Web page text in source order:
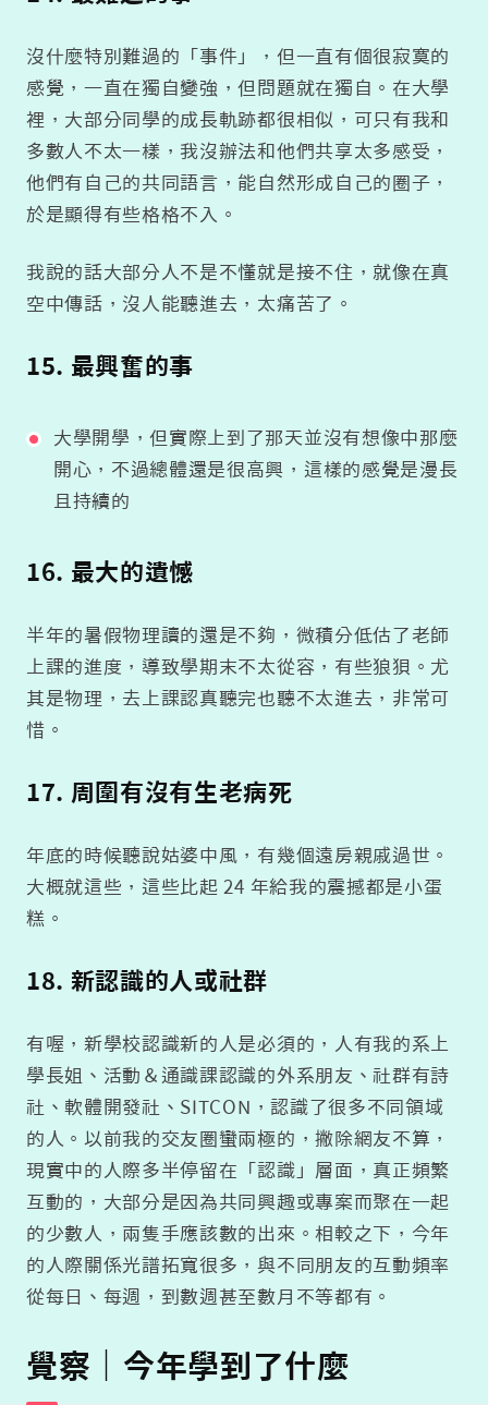
沒什麼特別難過的「事件」，但一直有個很寂寞的
感覺，一直在獨自變強，但問題就在獨自。在大學
裡，大部分同學的成長軌跡都很相似，可只有我和
多數人不太一樣，我沒辦法和他們共享太多感受，
他們有自己的共同語言，能自然形成自己的圈子，
於是顯得有些格格不入。
我說的話大部分人不是不懂就是接不住，就像在真
空中傳話，沒人能聽進去，太痛苦了。
15. 最興奮的事
大學開學，但實際上到了那天並沒有想像中那麼
開心，不過總體還是很高興，這樣的感覺是漫長
且持續的
16. 最大的遺憾
半年的暑假物理讀的還是不夠，微積分低估了老師
上課的進度，導致學期末不太從容，有些狼狽。尤
其是物理，去上課認真聽完也聽不太進去，非常可
惜。
17. 周圍有沒有生老病死
年底的時候聽說姑婆中風，有幾個遠房親戚過世。
大概就這些，這些比起 24 年給我的震撼都是小蛋
糕。
18. 新認識的人或社群
有喔，新學校認識新的人是必須的，人有我的系上
學長姐、活動＆通識課認識的外系朋友、社群有詩
社、軟體開發社、SITCON，認識了很多不同領域
的人。以前我的交友圈蠻兩極的，撇除網友不算，
現實中的人際多半停留在「認識」層面，真正頻繁
互動的，大部分是因為共同興趣或專案而聚在一起
的少數人，兩隻手應該數的出來。相較之下，今年
的人際關係光譜拓寬很多，與不同朋友的互動頻率
從每日、每週，到數週甚至數月不等都有。
覺察｜今年學到了什麼